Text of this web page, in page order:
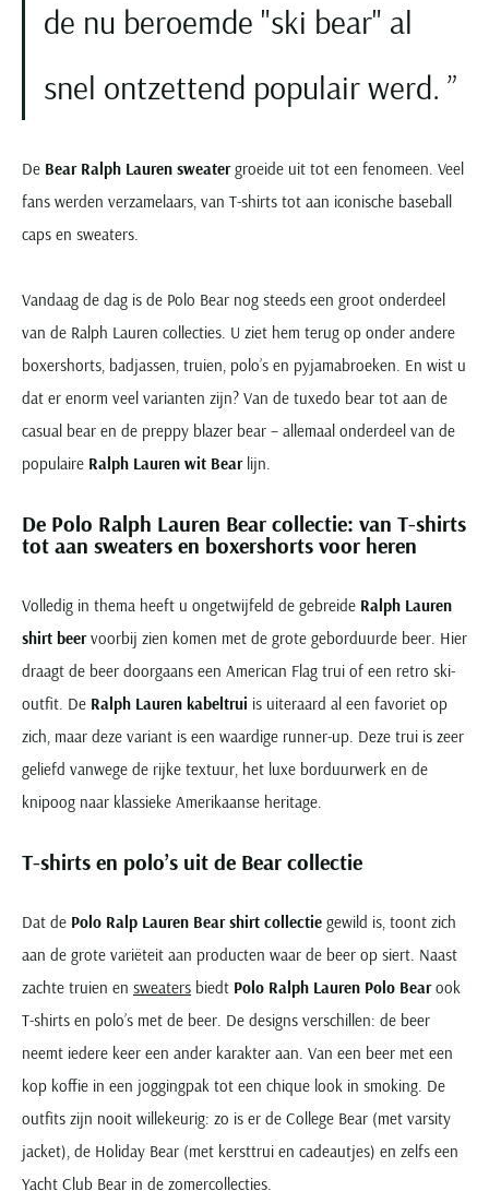
de nu beroemde "ski bear" al
snel ontzettend populair werd.
De Bear Ralph Lauren sweatergroeide uit tot een fenomeen. Veel
fans werden verzamelaars, van T-shirts tot aan iconische baseball
caps en sweaters.
Vandaag de dag is de Polo Bear nog steeds een groot onderdeel
van de Ralph Lauren collecties. U ziet hem terug op onder andere
boxershorts, badjassen, truien, polo’s en pyjamabroeken. En wist u
dat er enorm veel varianten zijn? Van de tuxedo bear tot aan de
casual bear en de preppy blazer bear – allemaal onderdeel van de
populaire Ralph Lauren wit Bearlijn.
De Polo Ralph Lauren Bear collectie: van T-shirts
tot aan sweaters en boxershorts voor heren
Volledig in thema heeft u ongetwijfeld de gebreide Ralph Lauren
shirt beervoorbij zien komen met de grote geborduurde beer. Hier
draagt de beer doorgaans een American Flag trui of een retro ski-
outfit. De Ralph Lauren kabeltrui is uiteraard al een favoriet op
zich, maar deze variant is een waardige runner-up. Deze trui is zeer
geliefd vanwege de rijke textuur, het luxe borduurwerk en de
knipoog naar klassieke Amerikaanse heritage.
T-shirts en polo’s uit de Bear collectie
Dat de Polo Ralp Lauren Bear shirt collectie gewild is, toont zich
aan de grote variëteit aan producten waar de beer op siert. Naast
zachte truien en sweaters biedt Polo Ralph Lauren Polo Bearook
T-shirts en polo’s met de beer. De designs verschillen: de beer
neemt iedere keer een ander karakter aan. Van een beer met een
kop koffie in een joggingpak tot een chique look in smoking. De
outfits zijn nooit willekeurig: zo is er de College Bear (met varsity
jacket), de Holiday Bear (met kersttrui en cadeautjes) en zelfs een
Yacht Club Bear in de zomercollecties.